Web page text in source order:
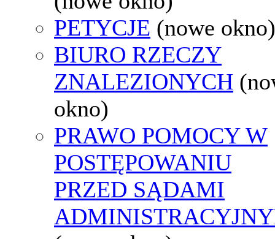
PETYCJE (nowe okno)
BIURO RZECZY
ZNALEZIONYCH
okno)
PRAWO POMOCY W
POSTĘPOWANIU
PRZED SĄDAMI